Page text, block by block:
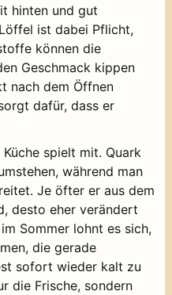
hinten und gut
ist dabei Pflicht,
können die
Geschmack kippen
nach dem Öffnen
dafür, dass er
spielt mit. Quark
während man
Je öfter er aus dem
desto eher verändert
Sommer lohnt es sich,
die gerade
sofort wieder kalt zu
die Frische, sondern